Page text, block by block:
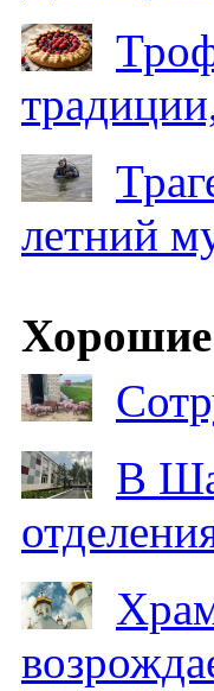
летний
Хорошие
В